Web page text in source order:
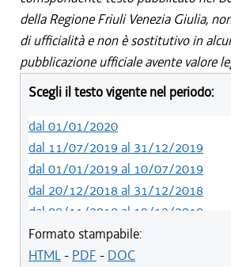
della Regione Friuli Venezia Giulia,
di ufficialità e non è sostitutivo in
pubblicazione ufficiale avente valore
Scegli il testo vigente nel periodo:
dal 01/01/2020
dal 11/07/2019 al 31/12/2019
dal 01/01/2019 al 10/07/2019
dal 20/12/2018 al 31/12/2018
dal 08/11/2018 al 19/12/2018
dal 29/03/2018 al 07/11/2018
dal 15/02/2018 al 28/03/2018
Formato stampabile:
HTML- PDF - DOC